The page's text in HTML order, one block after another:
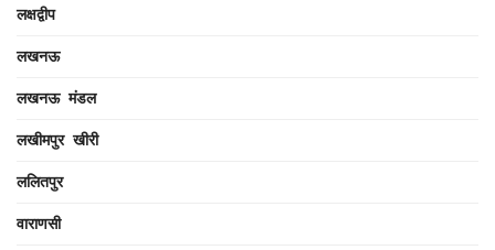
लक्षद्वीप
लखनऊ
लखनऊ मंडल
लखीमपुर खीरी
ललितपुर
वाराणसी